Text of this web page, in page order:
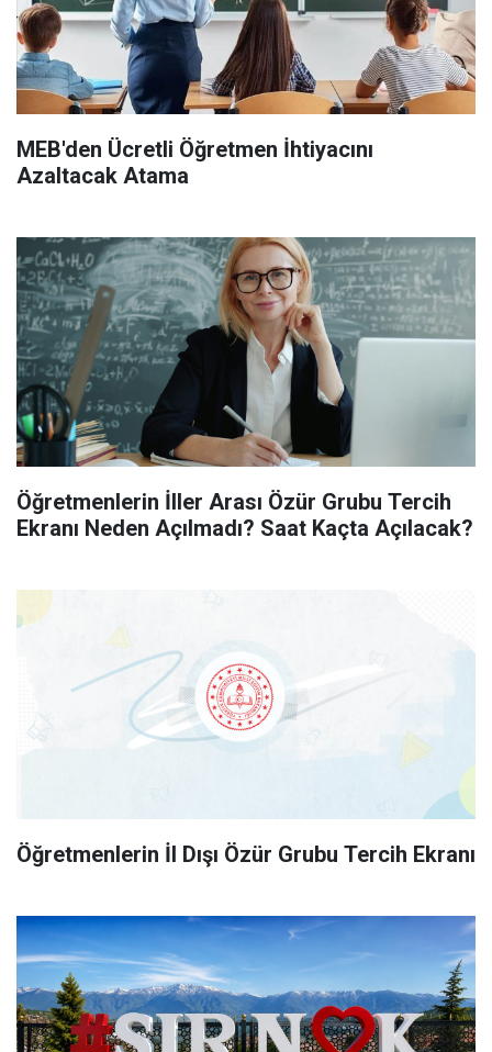
MEB'den Ücretli Öğretmen İhtiyacını
Azaltacak Atama
Öğretmenlerin İller Arası Özür Grubu Tercih
Ekranı Neden Açılmadı? Saat Kaçta Açılacak?
Öğretmenlerin İl Dışı Özür Grubu Tercih Ekranı